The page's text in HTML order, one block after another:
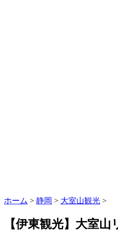
ホーム > 静岡 > 大室山観光 >
【伊東観光】大室